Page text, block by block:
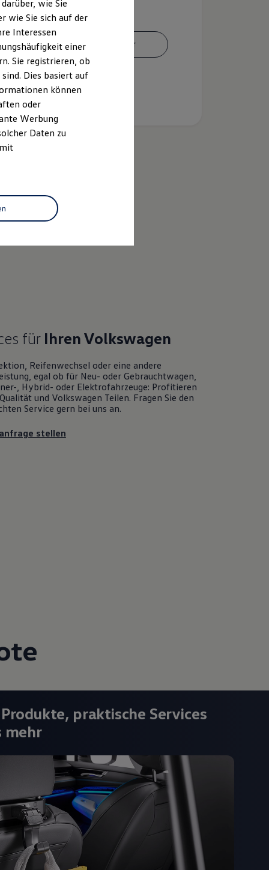
Ansprechpartner
für IhrenVolkswagen
Reifenwechsel oder eine andere
egal ob für Neu- oder Gebrauchtwagen
, Hybrid- oder Elektrofahrzeuge: Profitieren
und Volkswagen Teilen. Fragen Sie den
Service gern bei uns an.
stellen
praktische Services
mehr
wie Sie
wie Sie sich auf der
Interessen
einer
Sie registrieren, ob
Dies basiert auf
können
oder
Werbung
Daten zu